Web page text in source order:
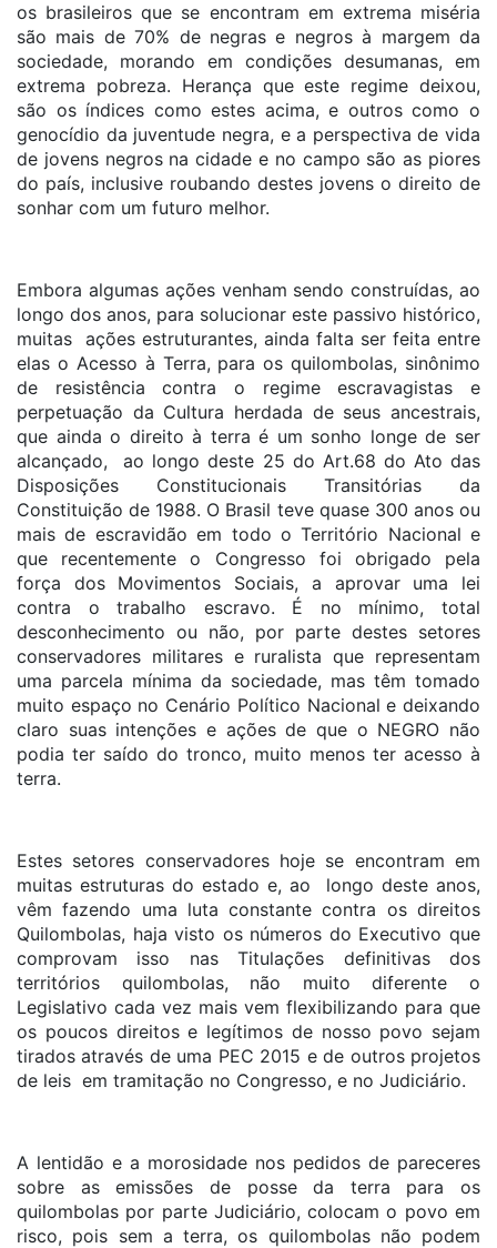
os brasileiros que se encontram em extrema miséria
são mais de 70% de negras e negros à margem da
sociedade, morando em condições desumanas, em
extrema pobreza. Herança que este regime deixou,
são os índices como estes acima, e outros como o
genocídio da juventude negra, e a perspectiva de vida
de jovens negros na cidade e no campo são as piores
do país, inclusive roubando destes jovens o direito de
sonhar com um futuro melhor.
Embora algumas ações venham sendo construídas, ao
longo dos anos, para solucionar este passivo histórico,
muitas ações estruturantes, ainda falta ser feita entre
elas o Acesso à Terra, para os quilombolas, sinônimo
de resistência contra o regime escravagistas e
perpetuação da Cultura herdada de seus ancestrais,
que ainda o direito à terra é um sonho longe de ser
alcançado, ao longo deste 25 do Art.68 do Ato das
Disposições Constitucionais Transitórias da
Constituição de 1988. O Brasil teve quase 300 anos ou
mais de escravidão em todo o Território Nacional e
que recentemente o Congresso foi obrigado pela
força dos Movimentos Sociais, a aprovar uma lei
contra o trabalho escravo. É no mínimo, total
desconhecimento ou não, por parte destes setores
conservadores militares e ruralista que representam
uma parcela mínima da sociedade, mas têm tomado
muito espaço no Cenário Político Nacional e deixando
claro suas intenções e ações de que o NEGRO não
podia ter saído do tronco, muito menos ter acesso à
terra.
Estes setores conservadores hoje se encontram em
muitas estruturas do estado e, ao longo deste anos,
vêm fazendo uma luta constante contra os direitos
Quilombolas, haja visto os números do Executivo que
comprovam isso nas Titulações definitivas dos
territórios quilombolas, não muito diferente o
Legislativo cada vez mais vem flexibilizando para que
os poucos direitos e legítimos de nosso povo sejam
tirados através de uma PEC 2015 e de outros projetos
de leis em tramitação no Congresso, e no Judiciário.
A lentidão e a morosidade nos pedidos de pareceres
sobre as emissões de posse da terra para os
quilombolas por parte Judiciário, colocam o povo em
risco, pois sem a terra, os quilombolas não podem